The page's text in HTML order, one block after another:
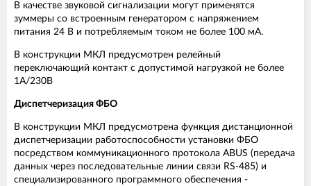
В качестве звуковой сигнализации могут применятся
зуммеры со встроенным генератором с напряжением
питания 24 В и потребляемым током не более 100 мА.
В конструкции МКЛ предусмотрен релейный
переключающий контакт с допустимой нагрузкой не более
1А/230В
Диспетчеризация ФБО
В конструкции МКЛ предусмотрена функция дистанционной
диспетчеризации работоспособности установки ФБО
посредством коммуникационного протокола ABUS (передача
данных через последовательные линии связи RS-485) и
специализированного программного обеспечения -